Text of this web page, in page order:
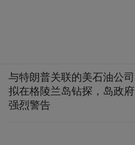
与特朗普关联的美石油公司
拟在格陵兰岛钻探，岛政府
强烈警告